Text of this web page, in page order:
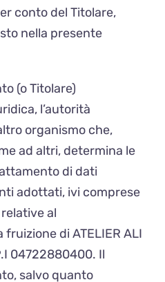
conto del Titolare,
nella presente
(o Titolare)
l’autorità
organismo che,
ad altri, determina le
di dati
adottati, ivi comprese
al
di ATELIER ALI
04722880400. Il
salvo quanto